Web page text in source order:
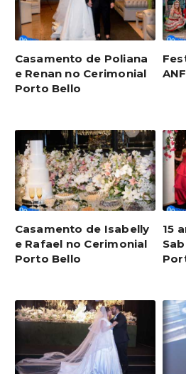
Casamento de Poliana
e Renan no Cerimonial
Porto Bello
Casamento de Isabelly
e Rafael no Cerimonial
Porto Bello
15